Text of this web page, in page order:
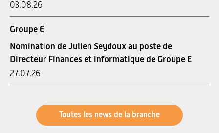
03.08.26
Groupe E
Nomination de Julien Seydoux au poste de
Directeur Finances et informatique de Groupe E
27.07.26
Toutes les news de la branche